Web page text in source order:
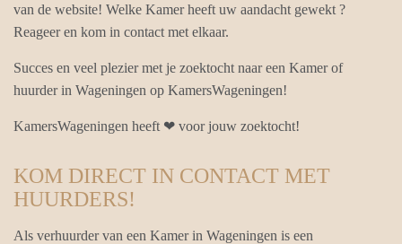
van de website! Welke Kamer heeft uw aandacht gewekt ?
Reageer en kom in contact met elkaar.
Succes en veel plezier met je zoektocht naar een Kamer of
huurder in Wageningen op KamersWageningen!
KamersWageningen heeft ❤ voor jouw zoektocht!
KOM DIRECT IN CONTACT MET
HUURDERS!
Als verhuurder van een Kamer in Wageningen is een